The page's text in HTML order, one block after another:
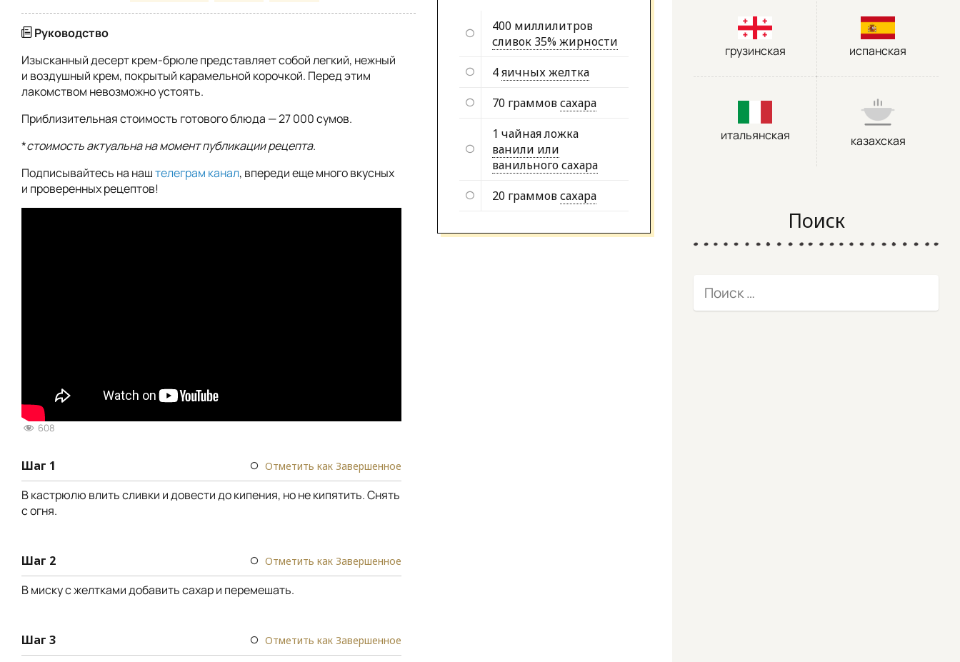
Руководство
Изысканный десерт крем-брюле представляет собой легкий, нежный
и воздушный крем, покрытый карамельной корочкой. Перед этим
лакомством невозможно устоять.
Приблизительная стоимость готового блюда — 27 000 сумов.
*стоимость актуальна на момент публикации рецепта.
Подписывайтесь на наштелеграм канал, впереди еще много вкусных
и проверенных рецептов!
608
Шаг 1 Отметить как Завершенное
В кастрюлю влить сливки и довести до кипения, но не кипятить. Снять
с огня.
Шаг 2 Отметить как Завершенное
В миску с желтками добавить сахар и перемешать.
Шаг 3 Отметить как Завершенное
400 миллилитров
сливок 35% жирности
4яичных желтка
70 граммовсахара
1 чайная ложка
ванили или
ванильного сахара
20 граммовсахара
грузинская испанская
итальянская казахская
Поиск